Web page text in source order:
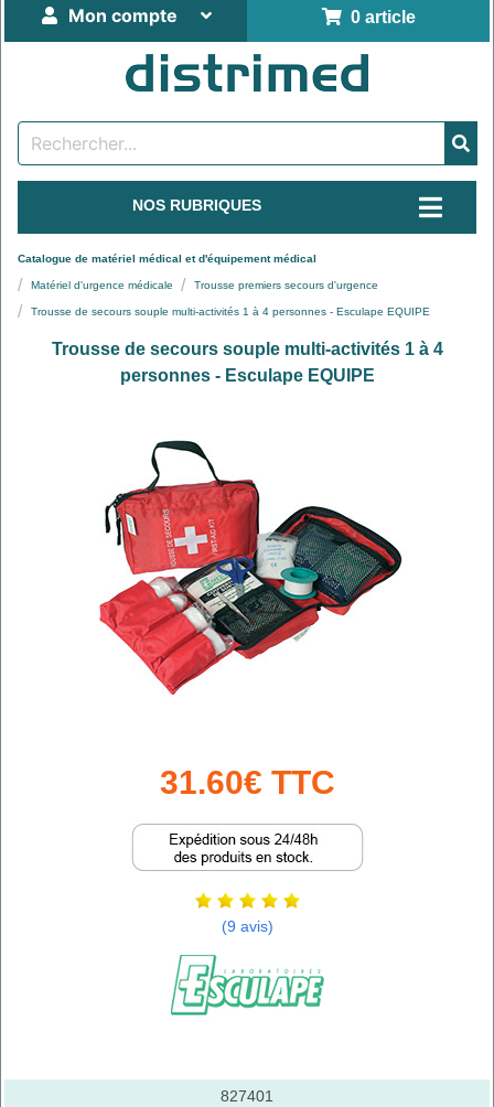
0 article
Mon compte
NOS RUBRIQUES
Catalogue de matériel médical et d'équipement médical
Matériel d'urgence médicale Trousse premiers secours d'urgence
Trousse de secours souple multi-activités 1 à 4 personnes - Esculape EQUIPE
Trousse de secours souple multi-activités 1 à 4
personnes - Esculape EQUIPE
31.60€ TTC
(9 avis)
827401